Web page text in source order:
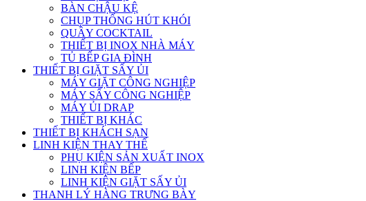
BÀN CHẬU KỆ
CHỤP THỐNG HÚT KHÓI
QUẦY COCKTAIL
THIẾT BỊ INOX NHÀ MÁY
TỦ BẾP GIA ĐÌNH
THIẾT BỊ GIẶT SẤY ỦI
MÁY GIẶT CÔNG NGHIỆP
MÁY SẤY CÔNG NGHIỆP
MÁY ỦI DRAP
THIẾT BỊ KHÁC
THIẾT BỊ KHÁCH SẠN
LINH KIỆN THAY THẾ
PHỤ KIỆN SẢN XUẤT INOX
LINH KIỆN BẾP
LINH KIỆN GIẶT SẤY ỦI
THANH LÝ HÀNG TRƯNG BÀY